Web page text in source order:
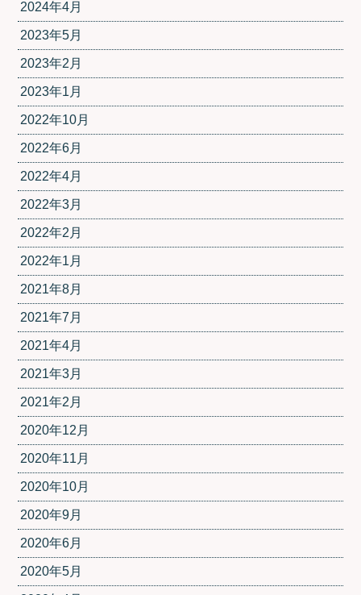
2024年4月
2023年5月
2023年2月
2023年1月
2022年10月
2022年6月
2022年4月
2022年3月
2022年2月
2022年1月
2021年8月
2021年7月
2021年4月
2021年3月
2021年2月
2020年12月
2020年11月
2020年10月
2020年9月
2020年6月
2020年5月